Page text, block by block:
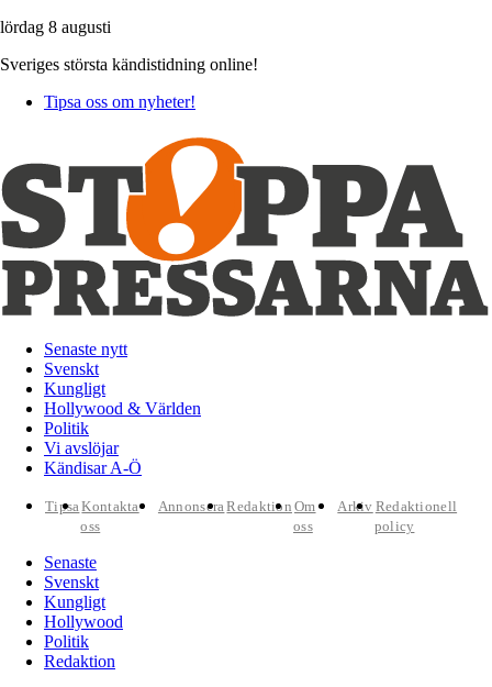
lördag 8 augusti
Sveriges största kändistidning online!
Tipsa oss om nyheter!
Senaste nytt
Svenskt
Kungligt
Hollywood & Världen
Politik
Vi avslöjar
Kändisar A-Ö
TipsaKontakta
oss
AnnonseraRedaktion Om
oss
Arkiv Redaktionell
policy
Senaste
Svenskt
Kungligt
Hollywood
Politik
Redaktion